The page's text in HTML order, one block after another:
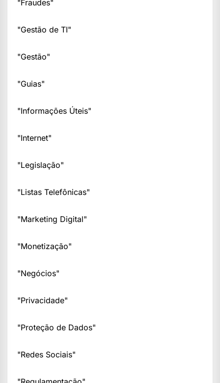
"Fraudes"
"Gestão de TI"
"Gestão"
"Guias"
"Informações Úteis"
"Internet"
"Legislação"
"Listas Telefônicas"
"Marketing Digital"
"Monetização"
"Negócios"
"Privacidade"
"Proteção de Dados"
"Redes Sociais"